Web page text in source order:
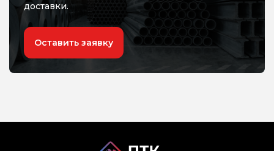
доставки.
Оставить заявку